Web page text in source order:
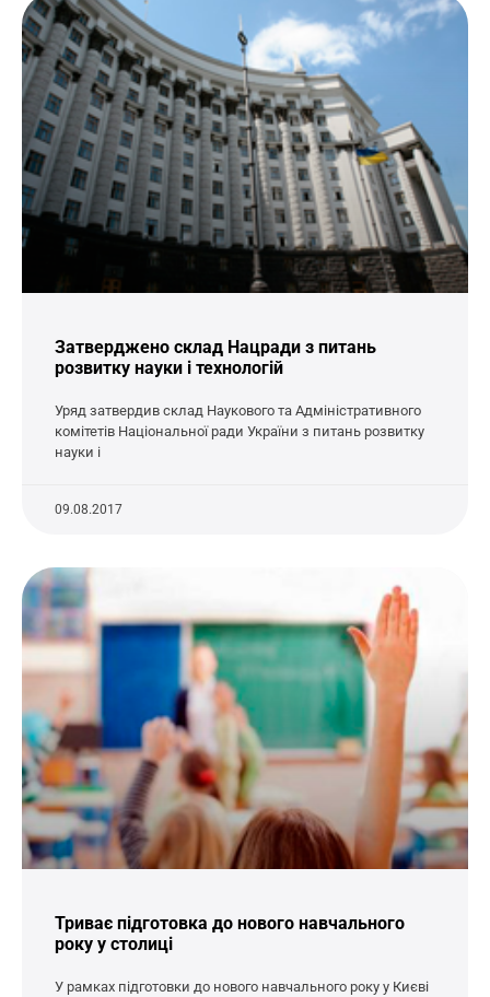
Затверджено склад Нацради з питань
розвитку науки і технологій
Уряд затвердив склад Наукового та Адміністративного
комітетів Національної ради України з питань розвитку
науки і
09.08.2017
Триває підготовка до нового навчального
року у столиці
У рамках підготовки до нового навчального року у Києві